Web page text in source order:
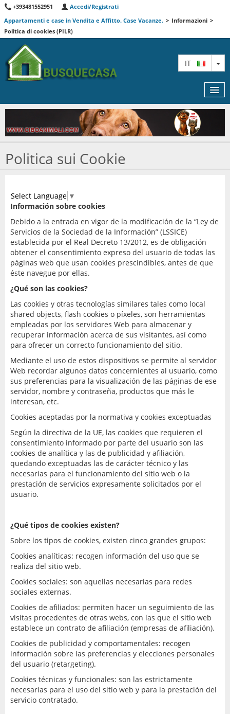
+393481552951
Accedi/Registrati
Appartamenti e case in Vendita e Affitto. Case Vacanze. > Informazioni >
Politica di cookies (PILR)
IT
MAPPA
AGENTI
INFORMAZIONI
CONTATTACI
Politica sui Cookie
Select Language ▼
Información sobre cookies
Debido a la entrada en vigor de la modificación de la “Ley de
Servicios de la Sociedad de la Información” (LSSICE)
establecida por el Real Decreto 13/2012, es de obligación
obtener el consentimiento expreso del usuario de todas las
páginas web que usan cookies prescindibles, antes de que
éste navegue por ellas.
¿Qué son las cookies?
Las cookies y otras tecnologías similares tales como local
shared objects, flash cookies o píxeles, son herramientas
empleadas por los servidores Web para almacenar y
recuperar información acerca de sus visitantes, así como
para ofrecer un correcto funcionamiento del sitio.
Mediante el uso de estos dispositivos se permite al servidor
Web recordar algunos datos concernientes al usuario, como
sus preferencias para la visualización de las páginas de ese
servidor, nombre y contraseña, productos que más le
interesan, etc.
Cookies aceptadas por la normativa y cookies exceptuadas
Según la directiva de la UE, las cookies que requieren el
consentimiento informado por parte del usuario son las
cookies de analítica y las de publicidad y afiliación,
quedando exceptuadas las de carácter técnico y las
necesarias para el funcionamiento del sitio web o la
prestación de servicios expresamente solicitados por el
usuario.
¿Qué tipos de cookies existen?
Sobre los tipos de cookies, existen cinco grandes grupos:
Cookies analíticas: recogen información del uso que se
realiza del sitio web.
Cookies sociales: son aquellas necesarias para redes
sociales externas.
Cookies de afiliados: permiten hacer un seguimiento de las
visitas procedentes de otras webs, con las que el sitio web
establece un contrato de afiliación (empresas de afiliación).
Cookies de publicidad y comportamentales: recogen
información sobre las preferencias y elecciones personales
del usuario (retargeting).
Cookies técnicas y funcionales: son las estrictamente
necesarias para el uso del sitio web y para la prestación del
servicio contratado.